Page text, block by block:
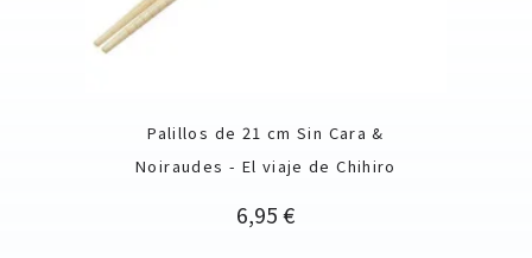
Palillos de 21 cm Sin Cara &
Noiraudes - El viaje de Chihiro
Precio
6,95 €